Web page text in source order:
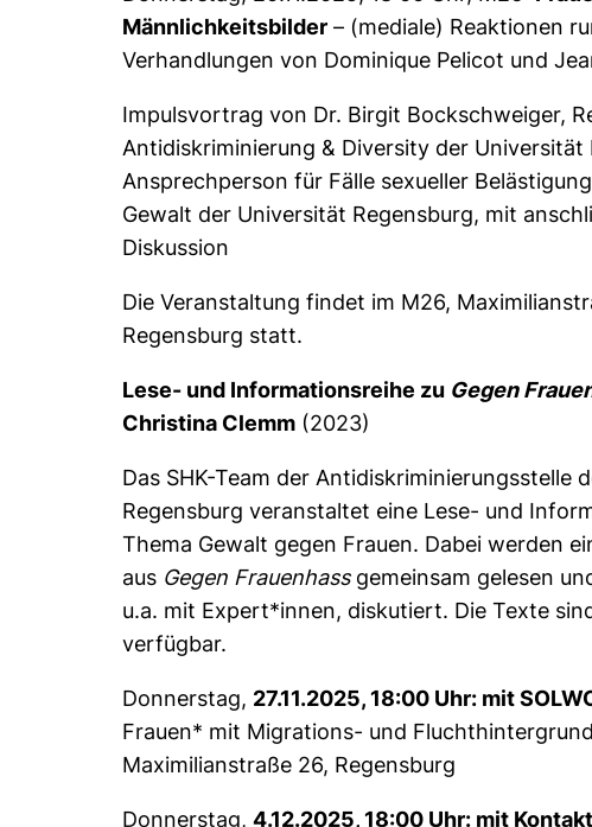
Männlichkeitsbilder – (mediale) Reaktionen
Verhandlungen von Dominique Pelicot und
Impulsvortrag von Dr. Birgit Bockschweiger,
Antidiskriminierung & Diversity der Universität
Ansprechperson für Fälle sexueller
Gewalt der Universität Regensburg, mit
Diskussion
Die Veranstaltung findet im M26,
Regensburg statt.
Lese- und Informationsreihe zu Gegen
Christina Clemm (2023)
Das SHK-Team der Antidiskriminierungsstelle
Regensburg veranstaltet eine Lese- und
Thema Gewalt gegen Frauen. Dabei werden
aus Gegen Frauenhassgemeinsam gelesen
u.a. mit Expert*innen, diskutiert. Die Texte
verfügbar.
Donnerstag, 27.11.2025, 18:00 Uhr: mit
Frauen* mit Migrations- und
Maximilianstraße 26, Regensburg
Donnerstag,4.12.2025, 18:00 Uhr: mit